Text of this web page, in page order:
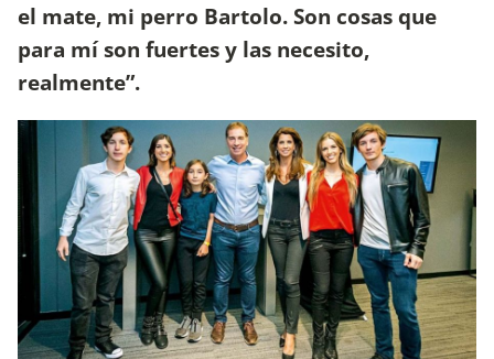
el mate, mi perro Bartolo. Son cosas que
para mí son fuertes y las necesito,
realmente”.